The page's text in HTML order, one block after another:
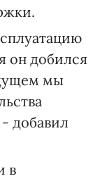
он добился
мы
добавил
в